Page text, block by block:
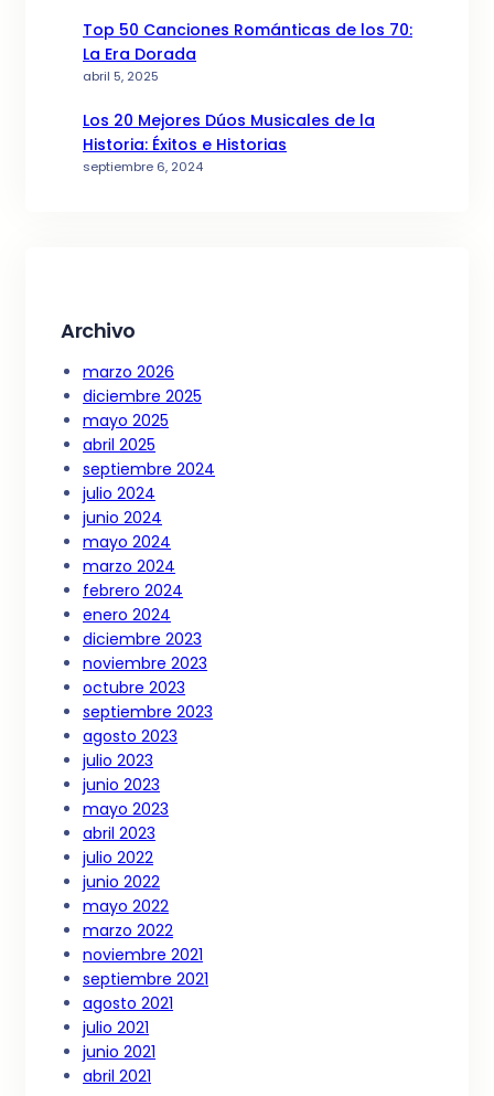
Top 50 Canciones Románticas de los 70:
La Era Dorada
abril 5, 2025
Los 20 Mejores Dúos Musicales de la
Historia: Éxitos e Historias
septiembre 6, 2024
Archivo
marzo 2026
diciembre 2025
mayo 2025
abril 2025
septiembre 2024
julio 2024
junio 2024
mayo 2024
marzo 2024
febrero 2024
enero 2024
diciembre 2023
noviembre 2023
octubre 2023
septiembre 2023
agosto 2023
julio 2023
junio 2023
mayo 2023
abril 2023
julio 2022
junio 2022
mayo 2022
marzo 2022
noviembre 2021
septiembre 2021
agosto 2021
julio 2021
junio 2021
abril 2021